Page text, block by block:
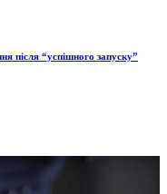
після “успішного запуску”